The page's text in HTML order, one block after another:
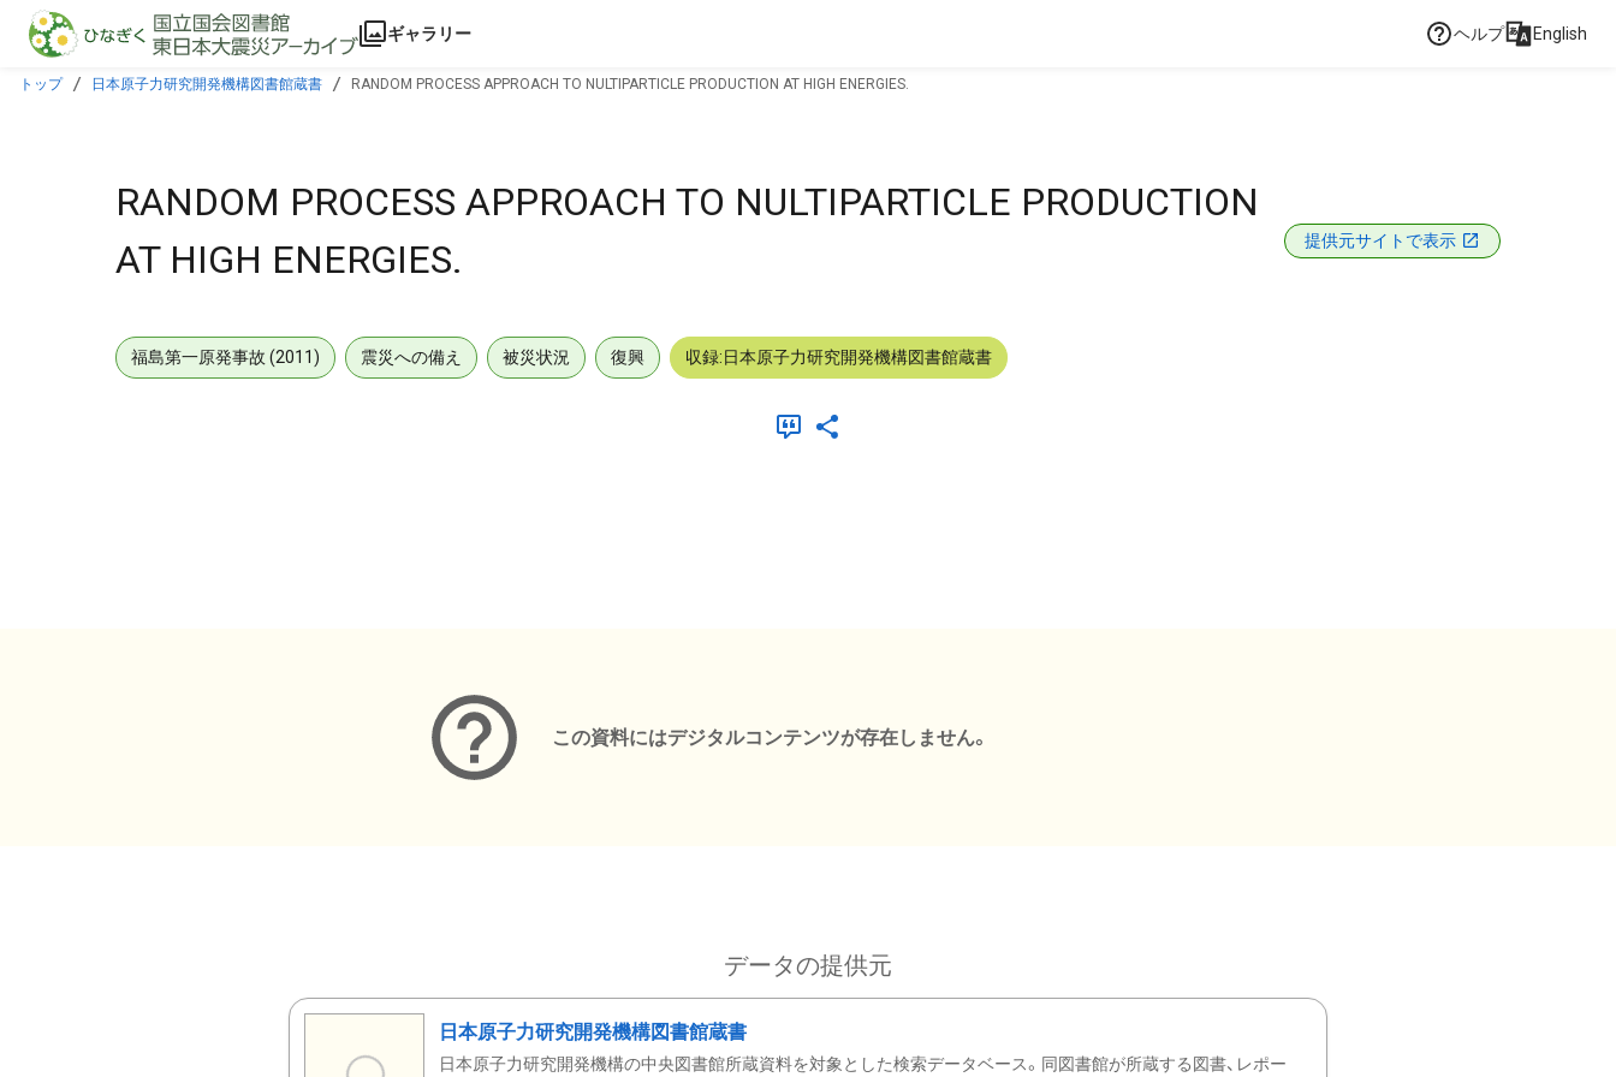
本文に飛ぶ
ギャラリー ヘルプ English
トップ 日本原子力研究開発機構図書館蔵書 RANDOM PROCESS APPROACH TO NULTIPARTICLE PRODUCTION AT HIGH ENERGIES.
RANDOM PROCESS APPROACH TO NULTIPARTICLE PRODUCTION
AT HIGH ENERGIES.
提供元サイトで表示
福島第一原発事故 (2011) 震災への備え 被災状況 復興 収録:日本原子力研究開発機構図書館蔵書
この資料にはデジタルコンテンツが存在しません。
データの提供元
日本原子力研究開発機構図書館蔵書
日本原子力研究開発機構の中央図書館所蔵資料を対象とした検索データベース。同図書館が所蔵する図書、レポー